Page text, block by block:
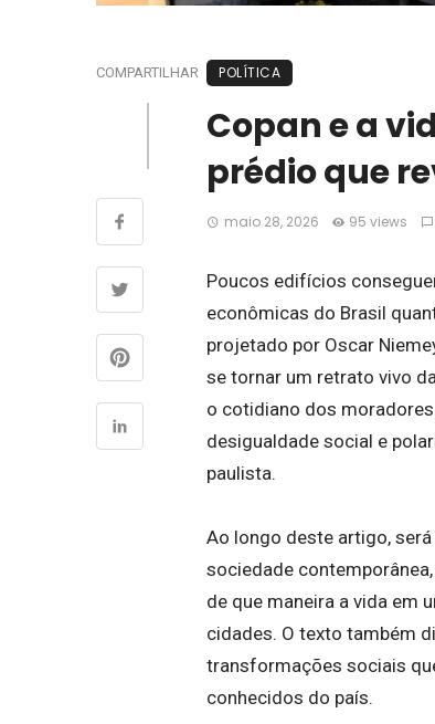
COMPARTILHAR POLÍTICA
Copan e a
prédio que
maio 28, 2026 95 views
Poucos edifícios
econômicas do Brasil
projetado por Oscar
se tornar um retrato vivo
o cotidiano dos
desigualdade social e
paulista.
Ao longo deste artigo,
sociedade
de que maneira a vida em
cidades. O texto também
transformações sociais
conhecidos do país.